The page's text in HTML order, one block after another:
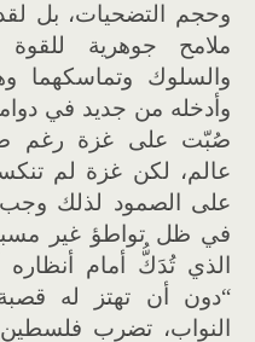
وحجم التضحيات، بل
ملامح جوهرية للقوة
والسلوك وتماسكهما
وأدخله من جديد في
صُبّت على غزة رغم
عالم، لكن غزة لم
على الصمود لذلك وجب
في ظل تواطؤ غير
الذي تُدَكُّ أمام أنظاره
“دون أن تهتز له
النواب، تضرب